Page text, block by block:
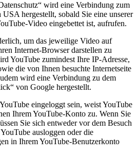
wird eine Verbindung zum
hergestellt, sobald Sie eine unserer
Video eingebettet ist, aufrufen.
um das jeweilige Video auf
Internet-Browser darstellen zu
YouTube zumindest Ihre IP-Adresse,
die von Ihnen besuchte Internetseite
wird eine Verbindung zu dem
von Google hergestellt.
eingeloggt sein, weist YouTube
Ihrem YouTube-Konto zu. Wenn Sie
Sie sich entweder vor dem Besuch
ausloggen oder die
in Ihrem YouTube-Benutzerkonto